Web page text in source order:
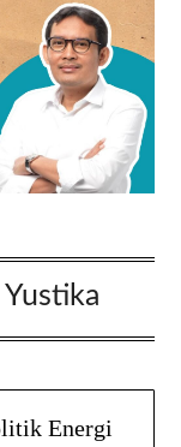
Energi